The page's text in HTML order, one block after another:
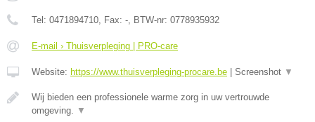
Tel: 0471894710 , Fax: - , BTW-nr: 0778935932
E-mail › Thuisverpleging | PRO-care
Website: https://www.thuisverpleging-procare.be | Screenshot ▼
Wij bieden een professionele warme zorg in uw vertrouwde
omgeving.
▼